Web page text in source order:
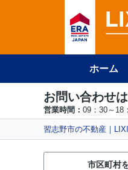
ホーム
お問い合わせ
営業時間： 09：30～18
習志野市の不動産｜
市区町村